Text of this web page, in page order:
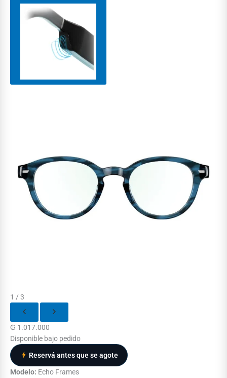
1 / 3
₲ 1.017.000
Disponible bajo pedido
Reservá antes que se agote
Modelo: Echo Frames